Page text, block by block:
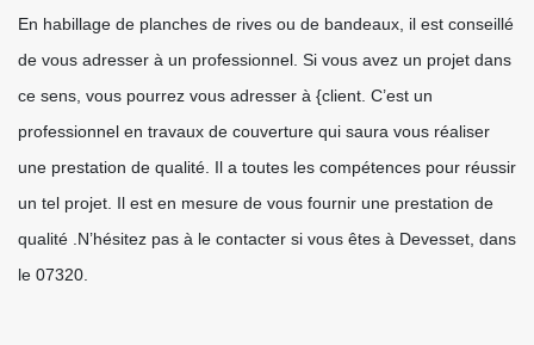
En habillage de planches de rives ou de bandeaux, il est conseillé
de vous adresser à un professionnel. Si vous avez un projet dans
ce sens, vous pourrez vous adresser à {client. C’est un
professionnel en travaux de couverture qui saura vous réaliser
une prestation de qualité. Il a toutes les compétences pour réussir
un tel projet. Il est en mesure de vous fournir une prestation de
qualité .N’hésitez pas à le contacter si vous êtes à Devesset, dans
le 07320.